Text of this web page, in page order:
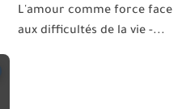
L'amour comme force face
aux difficultés de la vie -...